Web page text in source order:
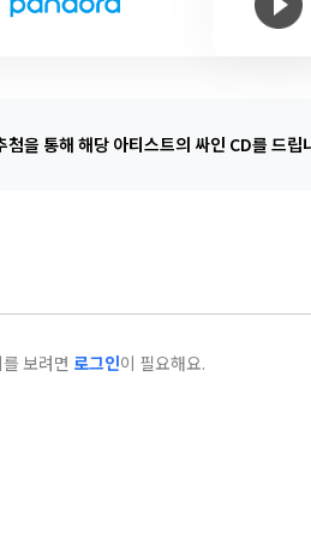
첨을 통해 해당 아티스트의 싸인 CD를 드립
보려면 로그인이 필요해요.